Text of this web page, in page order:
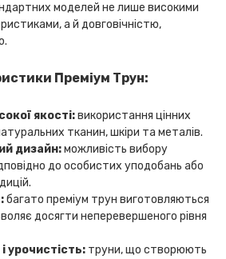
моделей не лише високими
а й довговічністю,
Преміум Трун:
якості:використання цінних
тканин, шкіри та металів.
дизайн:можливість вибору
до особистих уподобань або
багато преміум трун виготовляються
досягти неперевершеного рівня
урочистість: труни, що створюють